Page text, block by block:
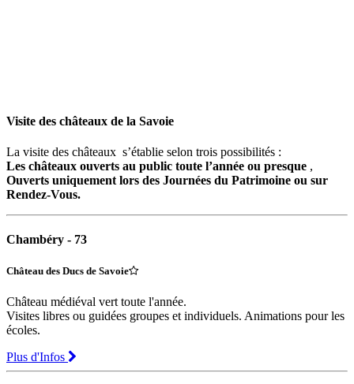
Visite des châteaux de la Savoie
La visite des châteaux s’établie selon trois possibilités :
Les châteaux ouverts au public toute l’année ou presque ,
Ouverts uniquement lors des Journées du Patrimoine ou sur
Rendez-Vous.
Chambéry - 73
Château des Ducs de Savoie
Château médiéval vert toute l'année.
Visites libres ou guidées groupes et individuels. Animations pour les
écoles.
Plus d'Infos